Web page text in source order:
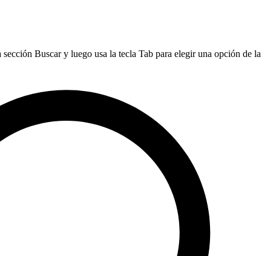
Buscar y luego usa la tecla Tab para elegir una opción de la